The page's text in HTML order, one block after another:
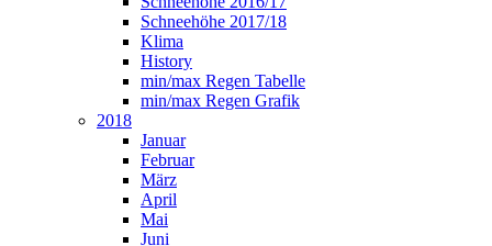
Schneehöhe 2017/18
Klima
History
min/max Regen Tabelle
min/max Regen Grafik
2018
Januar
Februar
März
April
Mai
Juni